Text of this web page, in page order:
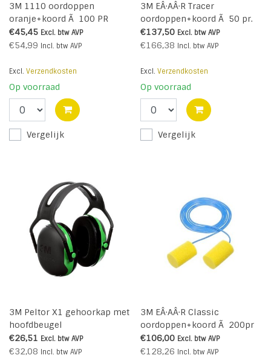
3M 1110 oordoppen
oranje+koord Ã 100 PR
€45,45 Excl. btw AVP
€54,99 Incl. btw AVP
Excl. Verzendkosten
Op voorraad
Vergelijk
3M EÂ·AÂ·R Tracer
oordoppen+koord Ã 50 pr.
€137,50 Excl. btw AVP
€166,38 Incl. btw AVP
Excl. Verzendkosten
Op voorraad
Vergelijk
3M Peltor X1 gehoorkap met
hoofdbeugel
€26,51 Excl. btw AVP
€32,08 Incl. btw AVP
3M EÂ·AÂ·R Classic
oordoppen+koord Ã 200pr
€106,00 Excl. btw AVP
€128,26 Incl. btw AVP